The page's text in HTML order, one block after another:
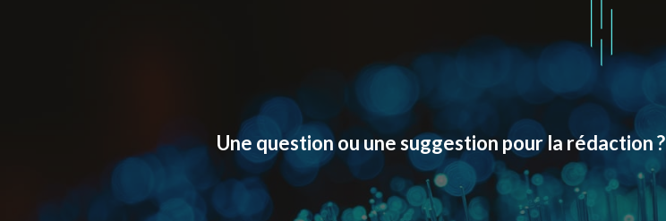
Une question ou une suggestion pour la rédaction ?